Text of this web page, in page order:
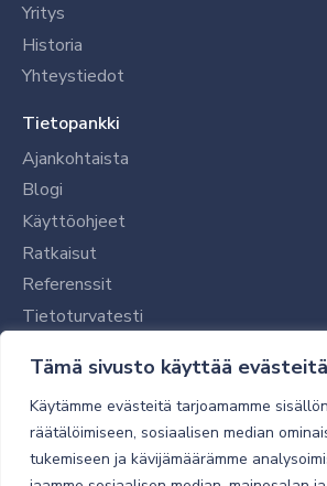
Tämä sivusto käyttää evästeitä
Käytämme evästeitä tarjoamamme
räätälöimiseen, sosiaalisen median
tukemiseen ja kävijämäärämme
Yritys
Historia
Yhteystiedot
Tietopankki
Ajankohtaista
Blogi
Käyttöohjeet
Ratkaisut
Referenssit
Tietoturvatesti
Tilaajalle
Toimitustavat ja -kulut
Verkkokaupan yleiset ehdot
Toimitusehdot